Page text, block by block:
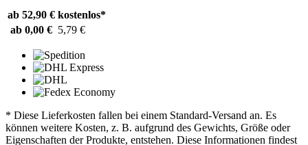
ab 52,90 € kostenlos*
ab 0,00 € 5,79 €
* Diese Lieferkosten fallen bei einem Standard-Versand an. Es
können weitere Kosten, z. B. aufgrund des Gewichts, Größe oder
Eigenschaften der Produkte, entstehen. Diese Informationen findest